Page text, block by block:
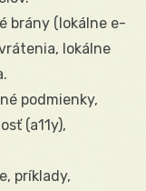
brány (lokálne e-
lokálne
podmienky,
(a11y),
príklady,